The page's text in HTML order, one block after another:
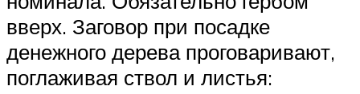
вверх. Заговор при посадке
денежного дерева проговаривают,
поглаживая ствол и листья: